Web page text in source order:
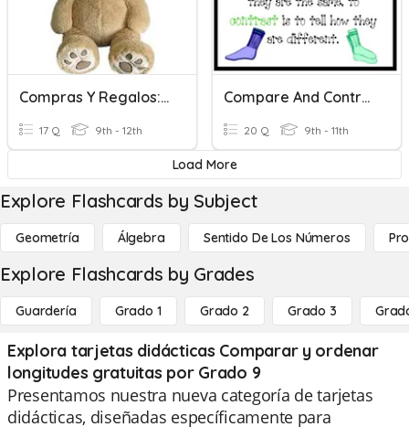
Compras Y Regalos: Spanish 2
17 Q 9th - 12th
Compare And Contrast
20 Q 9th - 11th
Load More
Explore Flashcards by Subject
Geometría Álgebra Sentido De Los Números
Explore Flashcards by Grades
Guardería Grado 1 Grado 2 Grado 3
Explora tarjetas didácticas Comparar y ordenar
longitudes gratuitas por Grado 9
Presentamos nuestra nueva categoría de tarjetas
didácticas, diseñadas específicamente para